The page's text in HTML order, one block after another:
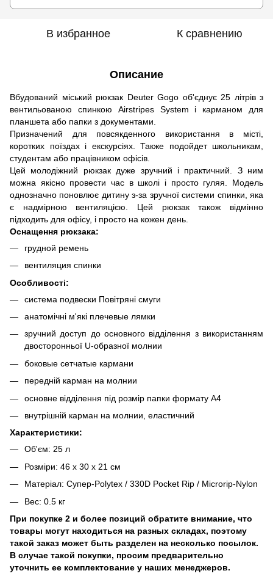
В избранное К сравнению
Описание
Вбудований міський рюкзак Deuter Gogo об'єднує 25 літрів з
вентильованою спинкою Airstripes System і карманом для
планшета або папки з документами.
Призначений для повсякденного використання в місті,
коротких поїздах і екскурсіях. Также подойдет школьникам,
студентам або працівником офісів.
Цей молодіжний рюкзак дуже зручний і практичний. З ним
можна якісно провести час в школі і просто гуляя. Модель
однозначно поновлює дитину з-за зручної системи спинки, яка
є надмірною вентиляцією. Цей рюкзак також відмінно
підходить для офісу, і просто на кожен день.
Оснащення рюкзака:
грудной ремень
вентиляция спинки
Особливості:
система подвески Повітряні смуги
анатомічні м'які плечевые лямки
зручний доступ до основного відділення з використанням
двосторонньої U-образної молнии
боковые сетчатые кармани
передній карман на молнии
основне відділення під розмір папки формату A4
внутрішній карман на молнии, еластичний
Характеристики:
Об'єм: 25 л
Розміри: 46 х 30 х 21 см
Матеріал: Супер-Polytex / 330D Pocket Rip / Microrip-Nylon
Вес: 0.5 кг
При покупке 2 и более позиций обратите внимание, что
товары могут находиться на разных складах, поэтому
такой заказ может быть разделен на несколько посылок.
В случае такой покупки, просим предварительно
уточнить ее комплектование у наших менеджеров.